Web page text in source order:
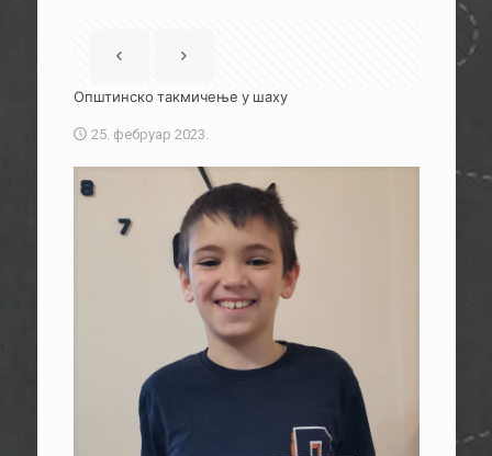
Општинско такмичење у шаху
25. фебруар 2023.